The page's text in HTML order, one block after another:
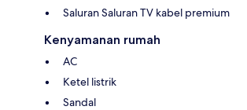
Saluran Saluran TV kabel premium
Kenyamanan rumah
AC
Ketel listrik
Sandal